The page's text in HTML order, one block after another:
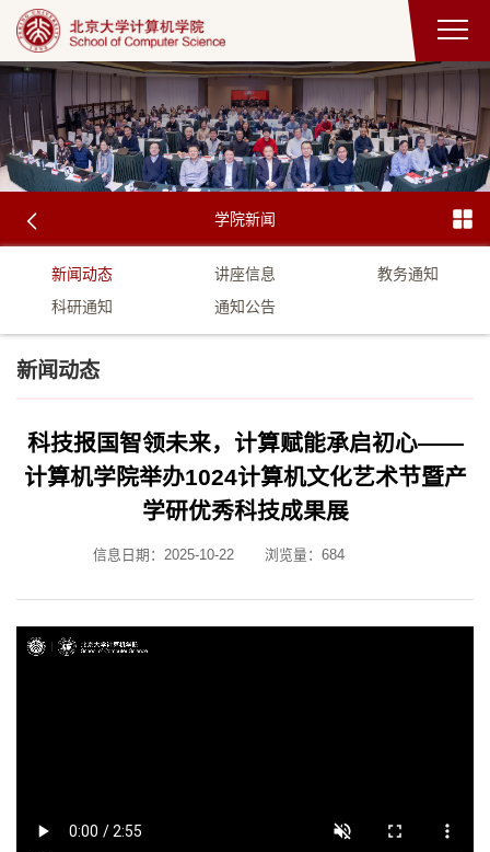
学院新闻
新闻动态 讲座信息
教务通知
科研通知
通知公告
新闻动态
科技报国智领未来，计算赋能承启初心——
计算机学院举办1024计算机文化艺术节暨产
学研优秀科技成果展
信息日期：2025-10-22 浏览量： 684